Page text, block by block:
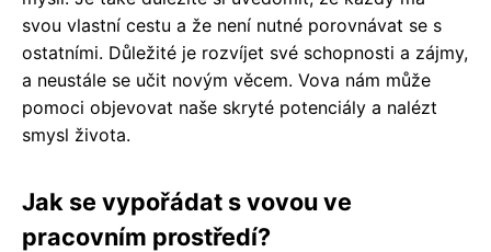
svou vlastní cestu a že není nutné porovnávat se s
ostatními. Důležité je rozvíjet své schopnosti a zájmy,
a neustále se učit novým věcem. Vova nám může
pomoci objevovat naše skryté potenciály a nalézt
smysl života.
Jak se vypořádat s vovou ve
pracovním prostředí?